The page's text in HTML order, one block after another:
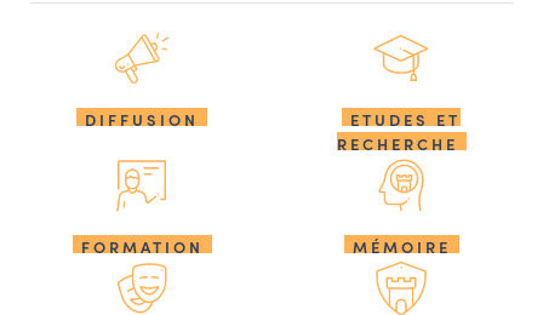
DIFFUSION
ETUDES ET
RECHERCHE
FORMATION MÉMOIRE